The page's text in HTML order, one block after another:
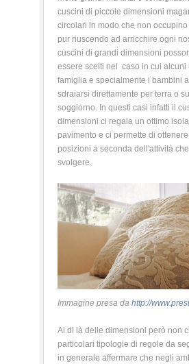
cuscini di piccole dimensioni
circolari in modo che non
pur riuscendo ad arricchire ogni
cuscini di grandi dimensioni
essere scelti nel caso in cui alcuni
famiglia e specialmente i bambini
sdraiarsi direttamente per terra o
soggiorno. In questi casi infatti il
dimensioni ci regala un ottimo
pavimento e ci permette di
posizioni a seconda dell'attività
svolgere.
Immagine presa da http://
Al di là delle dimensioni però non
particolari tipologie di regole da
in generale affermare che negli